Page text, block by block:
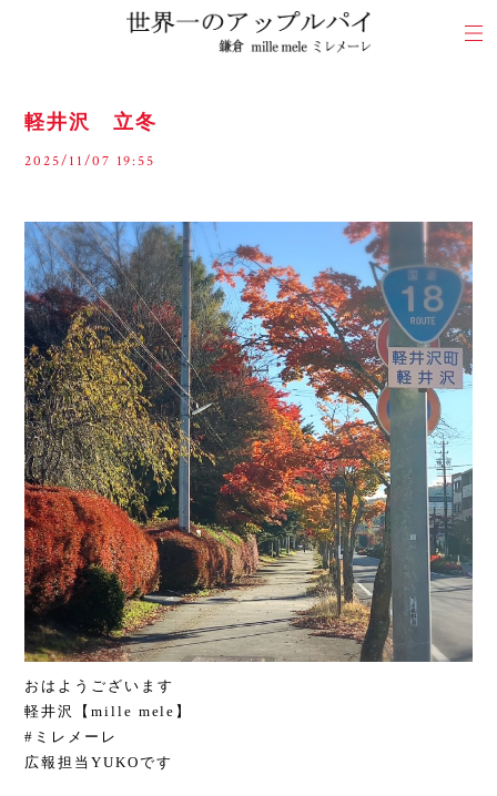
軽井沢 立冬
2025/11/07 19:55
おはようございます
軽井沢【mille mele】
#ミレメーレ
広報担当YUKOです